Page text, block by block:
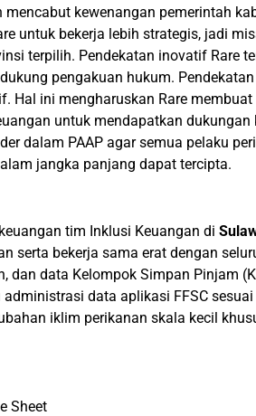
kewenangan pemerintah
untuk bekerja lebih strategis, jadi
terpilih. Pendekatan inovatif Rare
pengakuan hukum.
Hal ini mengharuskan Rare
untuk mendapatkan
dalam PAAP agar semua pelaku
jangka panjang dapat tercipta.
tim Inklusi Keuangan di
serta bekerja sama erat dengan
data Kelompok Simpan Pinjam
data aplikasi FFSC
iklim perikanan skala kecil
Sheet